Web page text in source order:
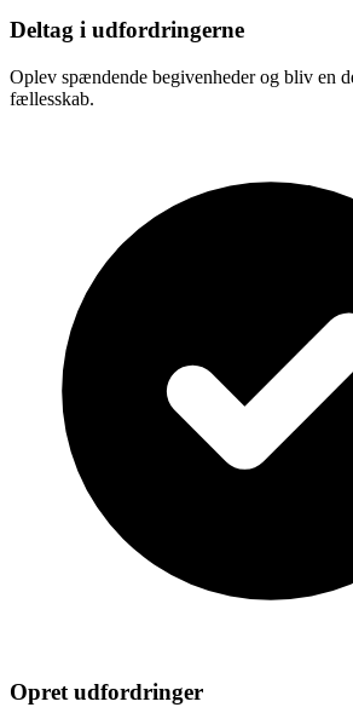
Deltag i udfordringerne
Oplev spændende begivenheder og bliv en
fællesskab.
Opret udfordringer